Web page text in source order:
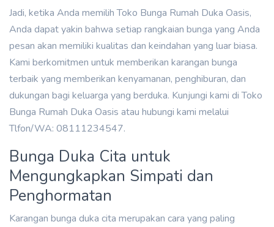
Jadi, ketika Anda memilih Toko Bunga Rumah Duka Oasis,
Anda dapat yakin bahwa setiap rangkaian bunga yang Anda
pesan akan memiliki kualitas dan keindahan yang luar biasa.
Kami berkomitmen untuk memberikan karangan bunga
terbaik yang memberikan kenyamanan, penghiburan, dan
dukungan bagi keluarga yang berduka. Kunjungi kami di Toko
Bunga Rumah Duka Oasis atau hubungi kami melalui
Tlfon/WA: 08111234547.
Bunga Duka Cita untuk
Mengungkapkan Simpati dan
Penghormatan
Karangan bunga duka cita merupakan cara yang paling